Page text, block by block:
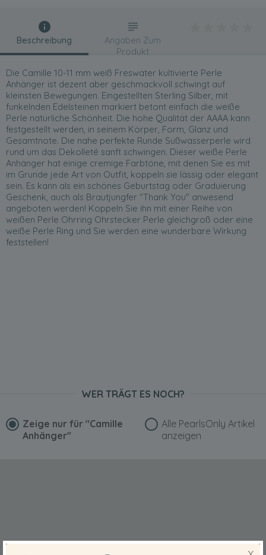
Beschreibung
Die Camille 10-11 mm weiß Freswater kultivierte Perle
Anhänger ist dezent aber geschmackvoll schwingt auf
kleinsten Bewegungen. Eingestellten Sterling Silber, mit
funkelnden Edelsteinen markiert betont einfach die weiße
Perle natürliche Schönheit. Die hohe Qualität der AAAA kann
festgestellt werden, in seinem Körper, Form, Glanz und
Gesamtnote. Die nahe perfekte Runde Süßwasserperle wird
rund um das Dekolleté sanft schwingen. Dieser weiße Perle
Anhänger hat einige cremige Farbtöne, mit denen Sie es mit
im Grunde jede Art von Outfit, koppeln sie lässig oder elegant
sein. Es kann als ein schönes Geburtstag oder Graduierung
Geschenk, auch als Brautjungfer "Thank You" anwesend
angeboten werden! Koppeln Sie ihn mit einer Reihe von
weißen Perle Ohrring Ohrstecker Perle gleichgroß oder eine
weiße Perle Ring und Sie werden eine wunderbare Wirkung
feststellen!
Angaben Zum
Produkt
WER TRÄGT ES NOCH?
Zeige nur für "Camille
Anhänger"
Alle PearlsOnly Artikel
anzeigen